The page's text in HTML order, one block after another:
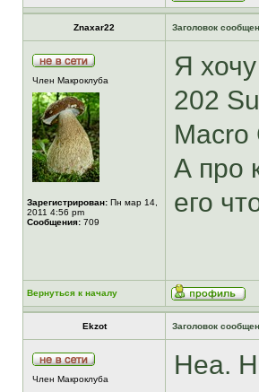
Znaxar22 Заголовок
Член Макроклуба
Зарегистрирован: Пн мар 14,
2011 4:56 pm
Сообщения: 709
Я
202
Macro
А про
его
Вернуться к началу
Ekzot Заголовок
Член Макроклуба
Неа.